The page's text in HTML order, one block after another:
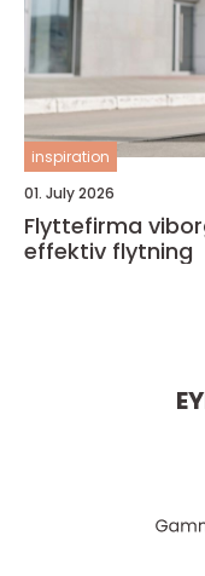
inspiration
01. July 2026
Flyttefirma viborg sådan får du en
effektiv flytning